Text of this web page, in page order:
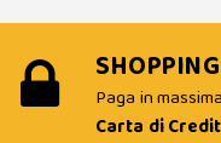
Paga in
Carta di